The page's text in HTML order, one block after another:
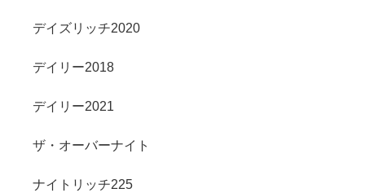
デイズリッチ2020
デイリー2018
デイリー2021
ザ・オーバーナイト
ナイトリッチ225